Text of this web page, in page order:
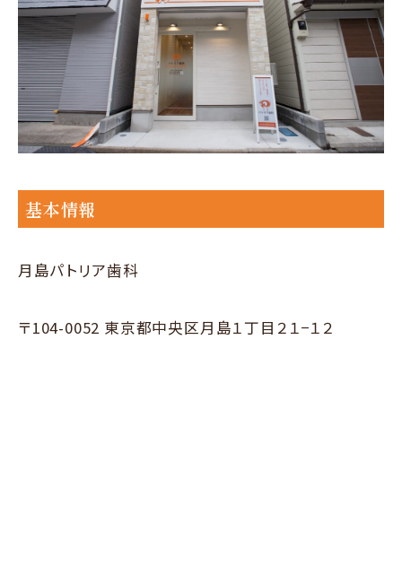
基本情報
月島パトリア歯科
〒104-0052 東京都中央区月島１丁目２１−１２